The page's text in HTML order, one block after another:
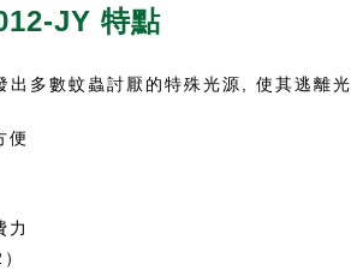
JY 特點
多數蚊蟲討厭的特殊光源, 使其逃離光
便
力